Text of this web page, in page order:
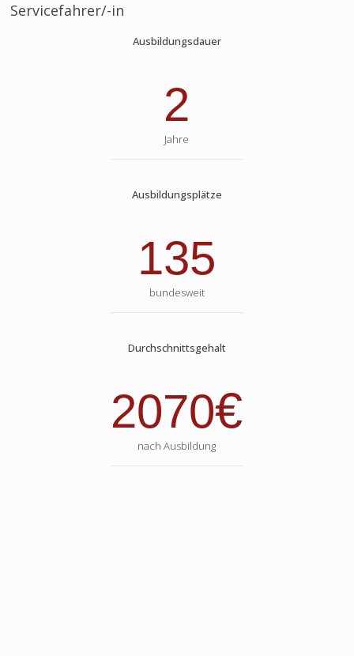
Servicefahrer/-in
Ausbildungsdauer
2
Jahre
Ausbildungsplätze
135
bundesweit
Durchschnittsgehalt
2070€
nach Ausbildung